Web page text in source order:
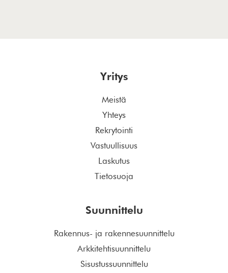
Yritys
Meistä
Yhteys
Rekrytointi
Vastuullisuus
Laskutus
Tietosuoja
Suunnittelu
Rakennus- ja rakennesuunnittelu
Arkkitehtisuunnittelu
Sisustussuunnittelu